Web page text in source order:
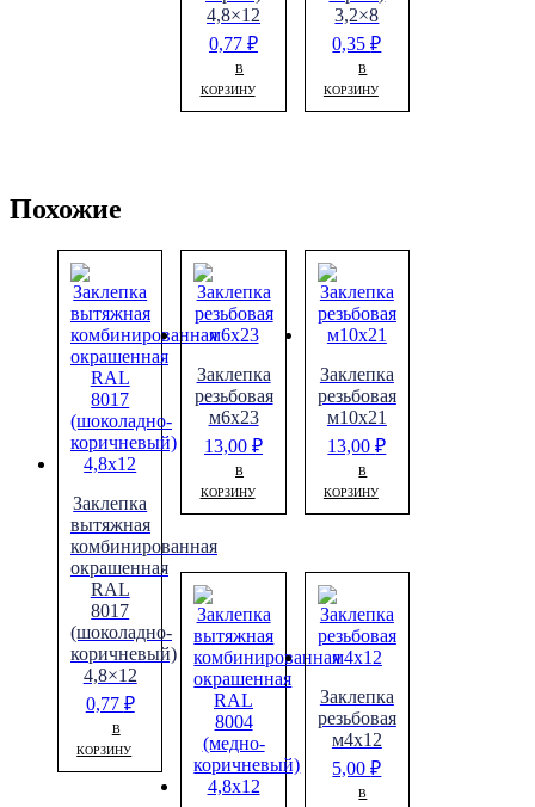
4,8×12
0,77₽
В
КОРЗИНУ
3,2×8
0,35₽
В
КОРЗИНУ
Похожие
Заклепка
вытяжная
комбинированная
окрашенная
RAL
8017
(шоколадно-
коричневый)
4,8×12
0,77 ₽
В
КОРЗИНУ
Заклепка
резьбовая
м6х23
13,00₽
В
КОРЗИНУ
Заклепка
резьбовая
м10х21
13,00₽
В
КОРЗИНУ
Заклепка
резьбовая
м4х12
5,00₽
В